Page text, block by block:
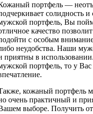
портфель —
солидность
портфель, Вы
качество
с особым
неудобства. Наши
приятны в
портфель, то у Вас
кожаный портфель
очень практичный и
выборе. Получить